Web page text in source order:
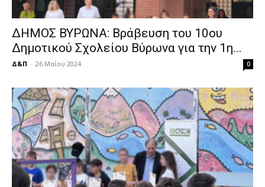
ΔΗΜΟΣ ΒΥΡΩΝΑ: Βράβευση του 10ου
Δημοτικού Σχολείου Βύρωνα για την 1η...
Δ&Π - 26 Μαΐου 2024 0